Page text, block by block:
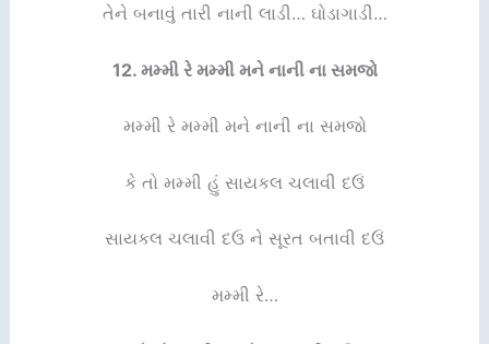
તેને બનાવું તારી નાની લાડી… ઘોડાગાડી…
12. મમ્મી રે મમ્મી મને નાની ના સમજો
મમ્મી રે મમ્મી મને નાની ના સમજો
કે તો મમ્મી હું સાયકલ ચલાવી દઉં
સાયકલ ચલાવી દઉ ને સૂરત બતાવી દઉં
મમ્મી રે…